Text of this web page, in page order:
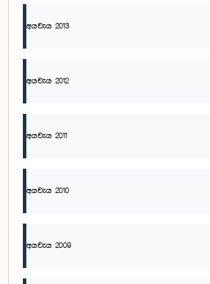
අයවැය 2013
අයවැය 2012
අයවැය 2011
අයවැය 2010
අයවැය 2009